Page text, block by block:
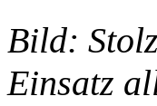
Bild:
Einsatz